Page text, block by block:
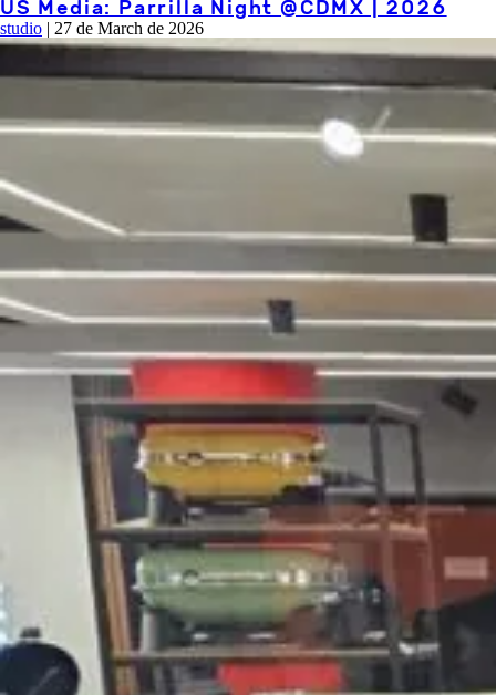
US Media: Parrilla Night @CDMX | 2026
studio | 27 de March de 2026